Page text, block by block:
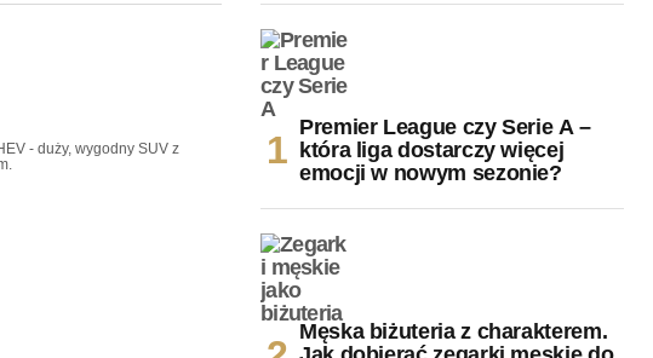
- duży, wygodny SUV z
Premier League czy Serie A –
która liga dostarczy więcej
emocji w nowym sezonie?
Męska biżuteria z charakterem.